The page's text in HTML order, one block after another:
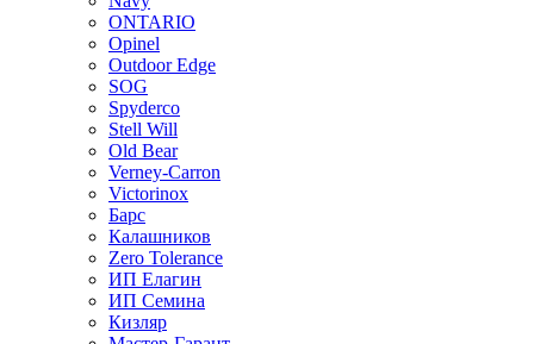
ONTARIO
Opinel
Outdoor Edge
SOG
Spyderco
Stell Will
Old Bear
Verney-Carron
Victorinox
Барс
Калашников
Zero Tolerance
ИП Елагин
ИП Семина
Кизляр